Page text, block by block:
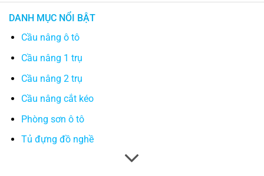
DANH MỤC NỔI BẬT
Cầu nâng ô tô
Cầu nâng 1 trụ
Cầu nâng 2 trụ
Cầu nâng cắt kéo
Phòng sơn ô tô
Tủ đựng đồ nghề